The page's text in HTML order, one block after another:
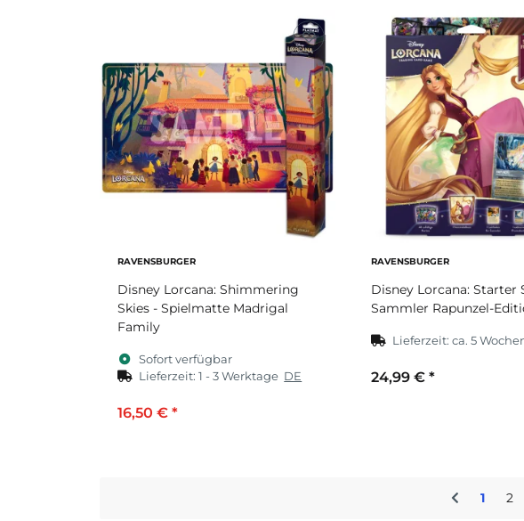
RAVENSBURGER
Disney Lorcana: Shimmering
Skies - Spielmatte Madrigal
Family
Sofort verfügbar
Lieferzeit:1 - 3 Werktage DE
16,50 € *
RAVENSBURGER
Disney Lorcana: Starter
Sammler Rapunzel-
Lieferzeit:ca. 5
24,99 € *
1 2